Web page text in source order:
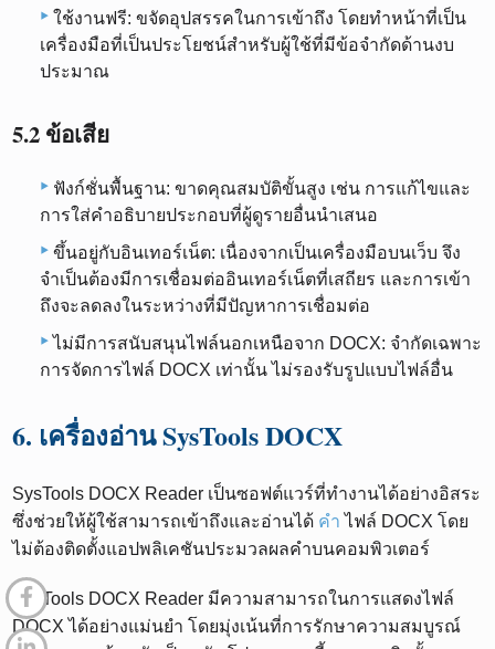
ใช้งานฟรี: ขจัดอุปสรรคในการเข้าถึง โดยทำหน้าที่เป็น
เครื่องมือที่เป็นประโยชน์สำหรับผู้ใช้ที่มีข้อจำกัดด้านงบ
ประมาณ
5.2 ข้อเสีย
ฟังก์ชั่นพื้นฐาน: ขาดคุณสมบัติขั้นสูง เช่น การแก้ไขและ
การใส่คำอธิบายประกอบที่ผู้ดูรายอื่นนำเสนอ
ขึ้นอยู่กับอินเทอร์เน็ต: เนื่องจากเป็นเครื่องมือบนเว็บ จึง
จำเป็นต้องมีการเชื่อมต่ออินเทอร์เน็ตที่เสถียร และการเข้า
ถึงจะลดลงในระหว่างที่มีปัญหาการเชื่อมต่อ
ไม่มีการสนับสนุนไฟล์นอกเหนือจาก DOCX: จำกัดเฉพาะ
การจัดการไฟล์ DOCX เท่านั้น ไม่รองรับรูปแบบไฟล์อื่น
6. เครื่องอ่าน SysTools DOCX
SysTools DOCX Reader เป็นซอฟต์แวร์ที่ทำงานได้อย่างอิสระ
ซึ่งช่วยให้ผู้ใช้สามารถเข้าถึงและอ่านได้ คำ ไฟล์ DOCX โดย
ไม่ต้องติดตั้งแอปพลิเคชันประมวลผลคำบนคอมพิวเตอร์
SysTools DOCX Reader มีความสามารถในการแสดงไฟล์
DOCX ได้อย่างแม่นยำ โดยมุ่งเน้นที่การรักษาความสมบูรณ์